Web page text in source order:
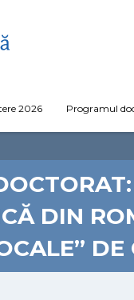
2026 Programul
DIN